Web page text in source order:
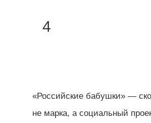
4
«Российские бабушки» —
не марка, а социальный